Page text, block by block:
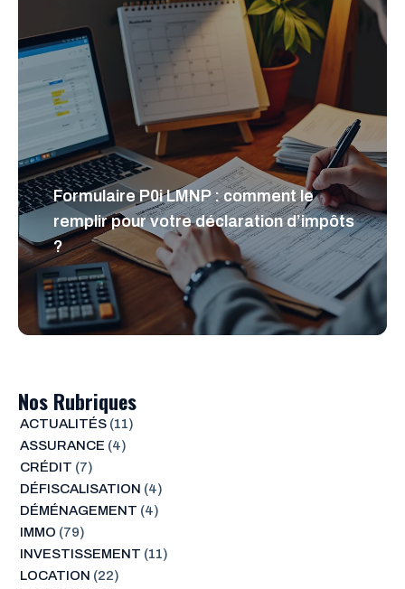
Formulaire P0i LMNP : comment le
remplir pour votre déclaration d’impôts
?
Nos Rubriques
ACTUALITÉS(11)
ASSURANCE (4)
CRÉDIT (7)
DÉFISCALISATION (4)
DÉMÉNAGEMENT (4)
IMMO (79)
INVESTISSEMENT (11)
LOCATION (22)